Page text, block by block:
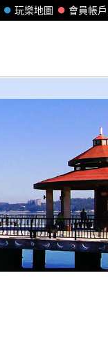
會員帳戶
玩樂地圖